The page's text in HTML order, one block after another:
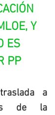
Y
ES
PP
a
as de la